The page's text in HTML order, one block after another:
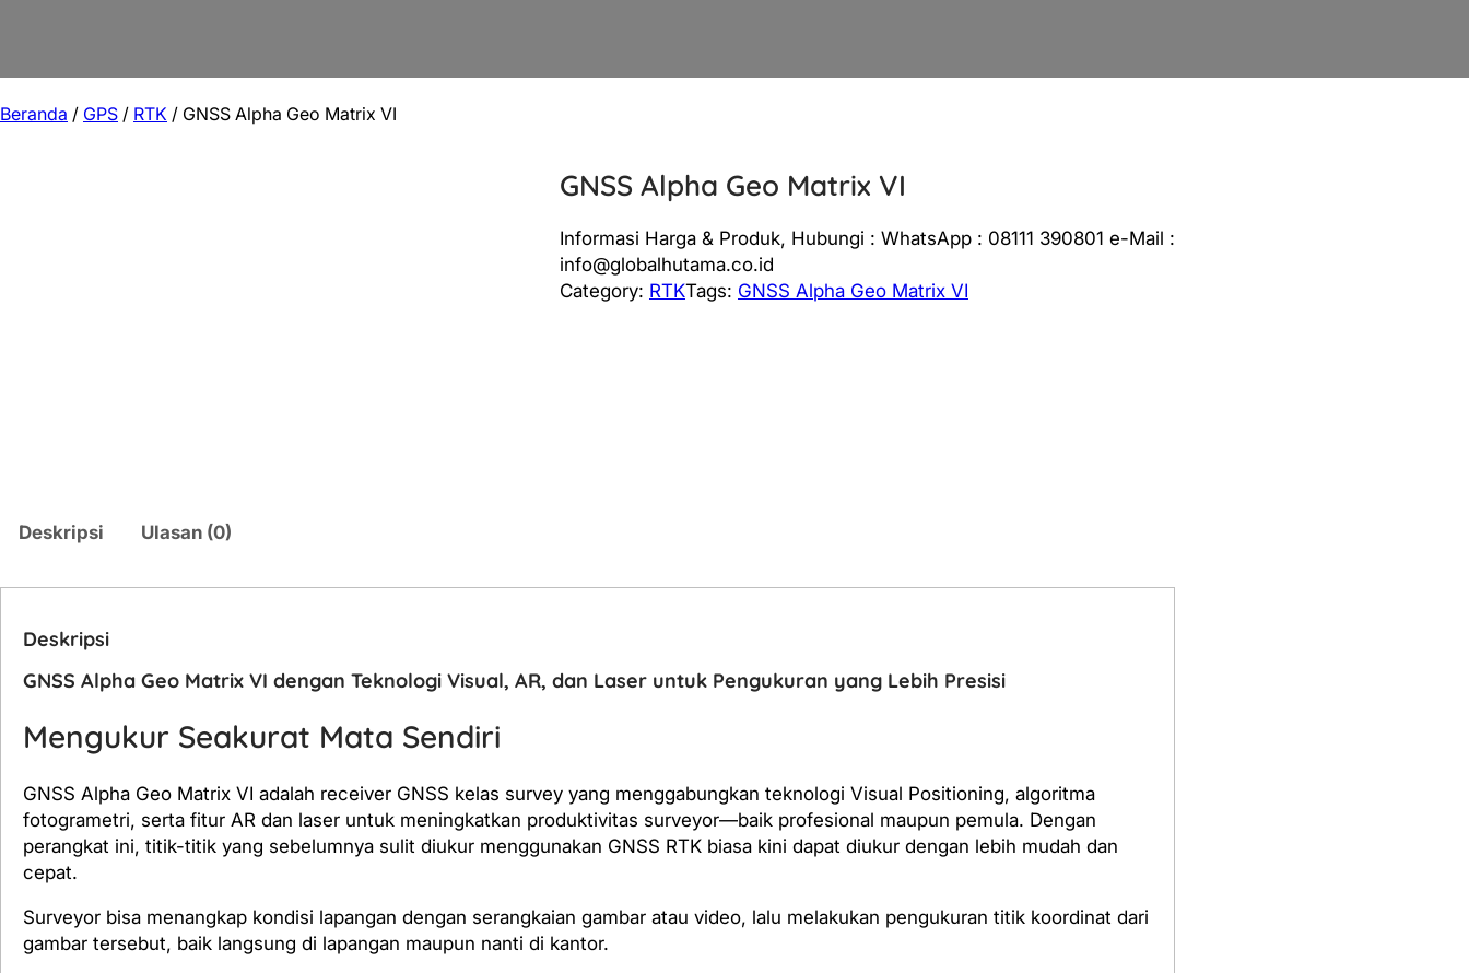
Beranda / GPS / RTK / GNSS Alpha Geo Matrix VI
GNSS Alpha Geo Matrix VI
Informasi Harga & Produk, Hubungi : WhatsApp : 08111 390801 e-Mail :
info@globalhutama.co.id
Category: RTKTags: GNSS Alpha Geo Matrix VI
Deskripsi Ulasan (0)
Deskripsi
GNSS Alpha Geo Matrix VI dengan Teknologi Visual, AR, dan Laser untuk Pengukuran yang Lebih Presisi
Mengukur Seakurat Mata Sendiri
GNSS Alpha Geo Matrix VI adalah receiver GNSS kelas survey yang menggabungkan teknologi Visual Positioning, algoritma
fotogrametri, serta fitur AR dan laser untuk meningkatkan produktivitas surveyor—baik profesional maupun pemula. Dengan
perangkat ini, titik-titik yang sebelumnya sulit diukur menggunakan GNSS RTK biasa kini dapat diukur dengan lebih mudah dan
cepat.
Surveyor bisa menangkap kondisi lapangan dengan serangkaian gambar atau video, lalu melakukan pengukuran titik koordinat dari
gambar tersebut, baik langsung di lapangan maupun nanti di kantor.